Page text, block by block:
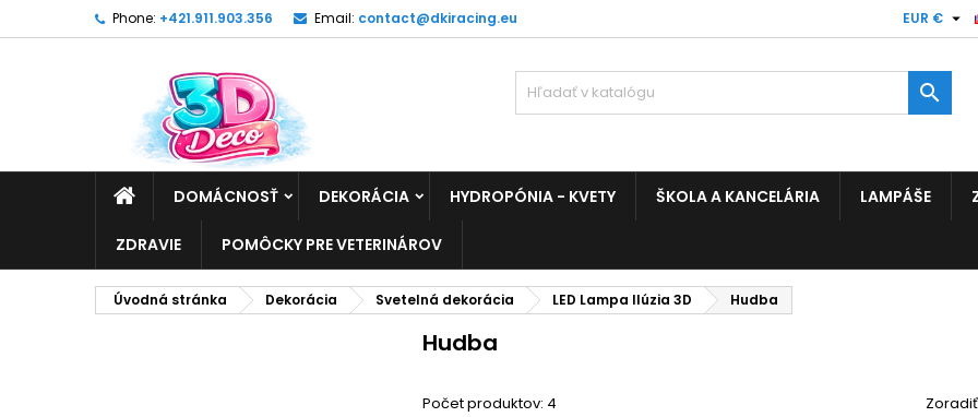
Phone: +421.911.903.356 Email: contact@dkiracing.eu EUR € 

DOMÁCNOSŤ DEKORÁCIA HYDROPÓNIA - KVETY ŠKOLA A KANCELÁRIA LAMPÁŠE
ZDRAVIE POMÔCKY PRE VETERINÁROV
Úvodná stránka Dekorácia Svetelná dekorácia LED Lampa Ilúzia 3D Hudba
Hudba
Počet produktov: 4